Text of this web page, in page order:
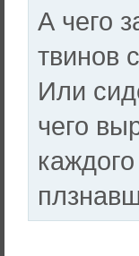
А чего
твинов
Или
чего